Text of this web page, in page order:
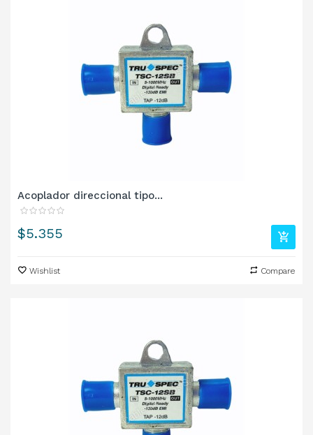
Acoplador direccional tipo...
Precio
$5.355
Wishlist Compare